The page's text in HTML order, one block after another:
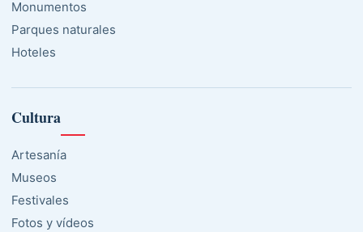
Monumentos
Parques naturales
Hoteles
Cultura
Artesanía
Museos
Festivales
Fotos y vídeos